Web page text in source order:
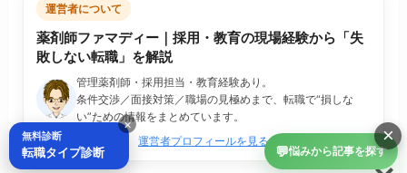
運営者について
薬剤師ファマディー｜採用・教育の現場経験から「失
敗しない転職」を解説
管理薬剤師・採用担当・教育経験あり。
条件交渉／面接対策／職場の見極めまで、転職で“損しな
い”ための情報をまとめています。
運営者プロフィールを見る
💬悩みから記事を探す
×
×
無料診断
転職タイプ診断